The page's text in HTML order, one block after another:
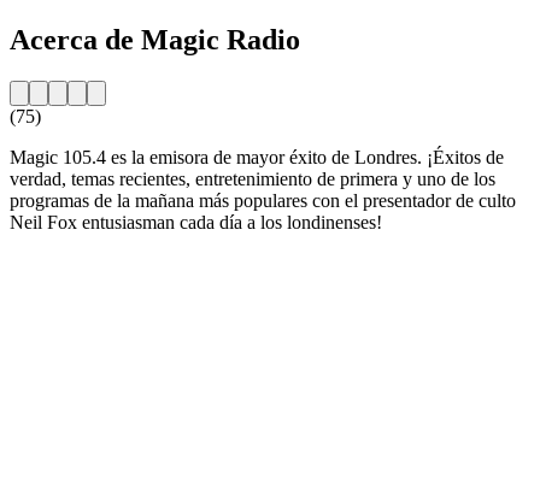
Acerca de Magic Radio
(75)
Magic 105.4 es la emisora de mayor éxito de Londres. ¡Éxitos de
verdad, temas recientes, entretenimiento de primera y uno de los
programas de la mañana más populares con el presentador de culto
Neil Fox entusiasman cada día a los londinenses!